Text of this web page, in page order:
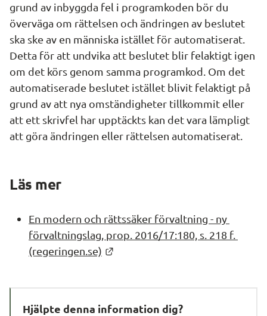
grund av inbyggda fel i programkoden bör du
överväga om rättelsen och ändringen av beslutet
ska ske av en människa istället för automatiserat.
Detta för att undvika att beslutet blir felaktigt igen
om det körs genom samma programkod. Om det
automatiserade beslutet istället blivit felaktigt på
grund av att nya omständigheter tillkommit eller
att ett skrivfel har upptäckts kan det vara lämpligt
att göra ändringen eller rättelsen automatiserat.
Läs mer
En modern och rättssäker förvaltning - ny
förvaltningslag, prop. 2016/17:180, s. 218 f.
(regeringen.se)
Hjälpte denna information dig?